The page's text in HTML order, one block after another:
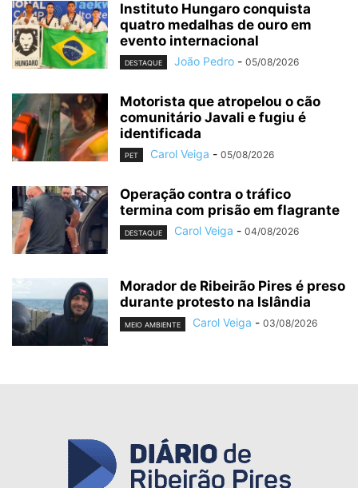
Instituto Hungaro conquista
quatro medalhas de ouro em
evento internacional
DESTAQUE João Pedro - 05/08/2026
Motorista que atropelou o cão
comunitário Javali e fugiu é
identificada
PET Carol Veiga - 05/08/2026
Operação contra o tráfico
termina com prisão em flagrante
DESTAQUE Carol Veiga - 04/08/2026
Morador de Ribeirão Pires é preso
durante protesto na Islândia
MEIO AMBIENTE Carol Veiga - 03/08/2026